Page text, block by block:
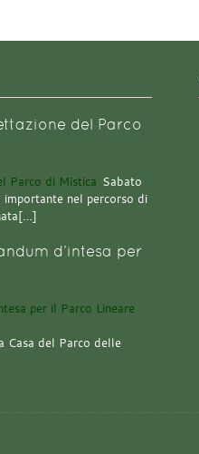
del Parco
Sabato
nel percorso di
d’intesa per
Casa del Parco delle